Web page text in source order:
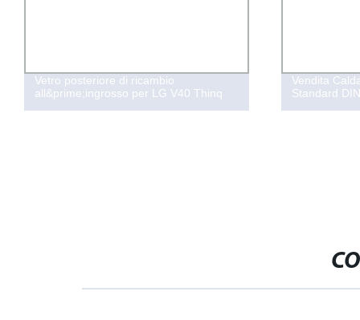
Vetro posteriore di ricambio
all&prime;ingrosso per LG V40 Thinq
Vendita
Standard